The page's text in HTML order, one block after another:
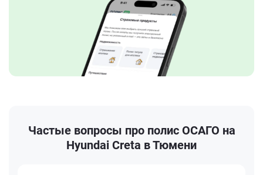
Частые вопросы про полис ОСАГО на
Hyundai Creta в Тюмени